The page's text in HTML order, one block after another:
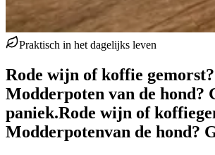
Praktisch in het dagelijks leven
Rode wijn of koffie gemorst?
Modderpoten van de hond?
paniek.Rode wijn of koffie
Modderpotenvan de hond?